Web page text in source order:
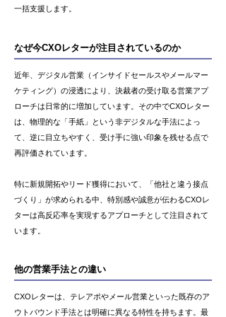
一括支援します。
なぜ今CXOレターが注目されているのか
近年、デジタル営業（インサイドセールスやメールマー
ケティング）の浸透により、決裁者の受け取る営業アプ
ローチは日常的に増加しています。その中でCXOレター
は、物理的な「手紙」という非デジタルな手法によっ
て、逆に目立ちやすく、受け手に強い印象を残せる点で
再評価されています。
特に新規開拓やリード獲得において、「他社と違う接点
づくり」が求められる中、特別感や誠意が伝わるCXOレ
ターは高反応率を実現するアプローチとして注目されて
います。
他の営業手法との違い
CXOレターは、テレアポやメール営業といった既存のア
ウトバウンド手法とは明確に異なる特性を持ちます。最